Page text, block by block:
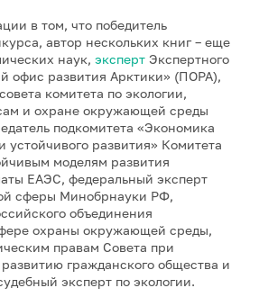
в том, что победитель
автор нескольких книг – еще
наук, эксперт Экспертного
офис развития Арктики» (ПОРА),
комитета по экологии,
и охране окружающей среды
подкомитета «Экономика
устойчивого развития» Комитета
моделям развития
ЕАЭС, федеральный эксперт
сферы Минобрнауки РФ,
объединения
охраны окружающей среды,
правам Совета при
гражданского общества и
эксперт по экологии.